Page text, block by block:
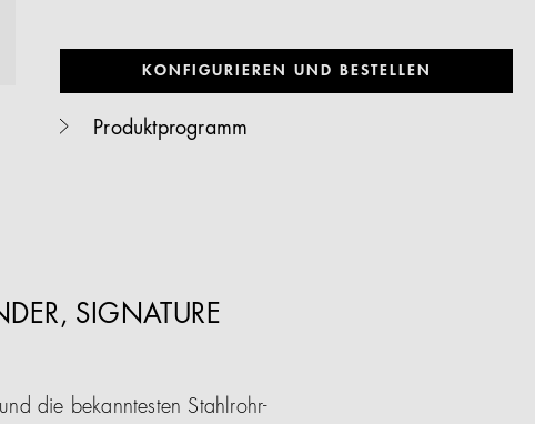
KONFIGURIEREN UND BESTELLEN
Produktprogramm
SIGNATURE
die bekanntesten Stahlrohr-